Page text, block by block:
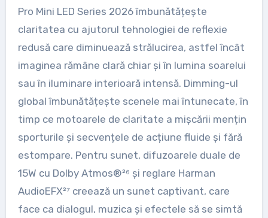
Pro Mini LED Series 2026 îmbunătățește
claritatea cu ajutorul tehnologiei de reflexie
redusă care diminuează strălucirea, astfel încât
imaginea rămâne clară chiar și în lumina soarelui
sau în iluminare interioară intensă. Dimming-ul
global îmbunătățește scenele mai întunecate, în
timp ce motoarele de claritate a mișcării mențin
sporturile și secvențele de acțiune fluide și fără
estompare. Pentru sunet, difuzoarele duale de
15W cu Dolby Atmos®²⁶ și reglare Harman
AudioEFX²⁷ creează un sunet captivant, care
face ca dialogul, muzica și efectele să se simtă